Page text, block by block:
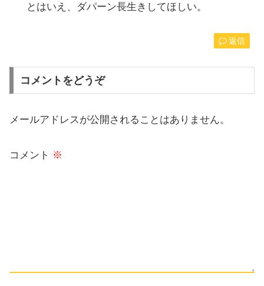
とはいえ、ダパーン長生きしてほしい。
返信
コメントをどうぞ
メールアドレスが公開されることはありません。
コメント ※